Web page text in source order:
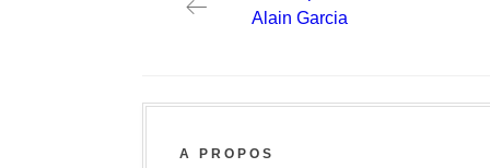
post:
Alain Garcia
A PROPOS